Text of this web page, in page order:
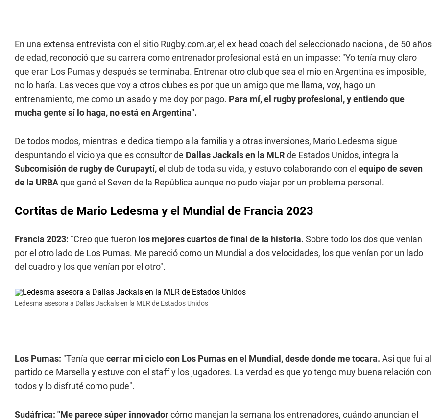
En una extensa entrevista con el sitio Rugby.com.ar, el ex head coach del seleccionado nacional, de 50 años
de edad, reconoció que su carrera como entrenador profesional está en un impasse: "Yo tenía muy claro
que eran Los Pumas y después se terminaba. Entrenar otro club que sea el mío en Argentina es imposible,
no lo haría. Las veces que voy a otros clubes es por que un amigo que me llama, voy, hago un
entrenamiento, me como un asado y me doy por pago. Para mí, el rugby profesional, y entiendo que
mucha gente sí lo haga, no está en Argentina".
De todos modos, mientras le dedica tiempo a la familia y a otras inversiones, Mario Ledesma sigue
despuntando el vicio ya que es consultor de Dallas Jackals en la MLRde Estados Unidos, integra la
Subcomisión de rugby de Curupaytí, e l club de toda su vida, y estuvo colaborando con el equipo de seven
de la URBAque ganó el Seven de la República aunque no pudo viajar por un problema personal.
Cortitas de Mario Ledesma y el Mundial de Francia 2023
Francia 2023: "Creo que fueron los mejores cuartos de final de la historia. Sobre todo los dos que venían
por el otro lado de Los Pumas. Me pareció como un Mundial a dos velocidades, los que venían por un lado
del cuadro y los que venían por el otro".
Ledesma asesora a Dallas Jackals en la MLR de Estados Unidos
Los Pumas: "Tenía que cerrar mi ciclo con Los Pumas en el Mundial, desde donde me tocara. Así que fui al
partido de Marsella y estuve con el staff y los jugadores. La verdad es que yo tengo muy buena relación con
todos y lo disfruté como pude".
Sudáfrica: "Me parece súper innovadorcómo manejan la semana los entrenadores, cuándo anuncian el